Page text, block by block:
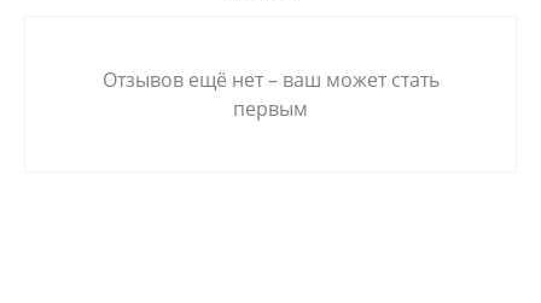
Отзывов ещё нет – ваш может стать
первым